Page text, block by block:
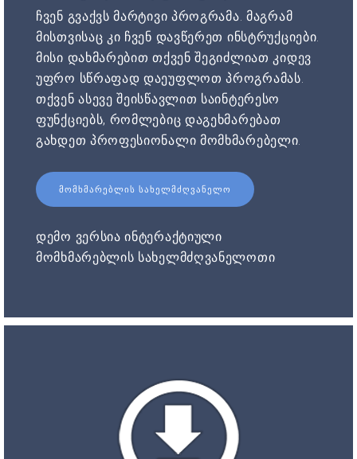
ჩვენ გვაქვს მარტივი პროგრამა. მაგრამ
მისთვისაც კი ჩვენ დავწერეთ ინსტრუქციები.
მისი დახმარებით თქვენ შეგიძლიათ კიდევ
უფრო სწრაფად დაეუფლოთ პროგრამას.
თქვენ ასევე შეისწავლით საინტერესო
ფუნქციებს, რომლებიც დაგეხმარებათ
გახდეთ პროფესიონალი მომხმარებელი.
ᲛᲝᲛᲮᲛᲐᲠᲔᲑᲚᲘᲡ ᲡᲐᲮᲔᲚᲛᲫᲦᲕᲐᲜᲔᲚᲝ
დემო ვერსია ინტერაქტიული
მომხმარებლის სახელმძღვანელოთი